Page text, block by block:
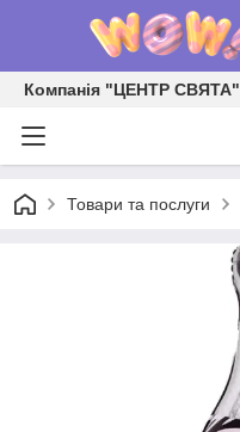
Компанія "ЦЕНТР СВЯТА"
Товари та послуги